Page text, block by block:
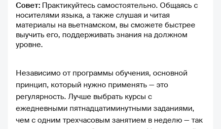
личный пользовательский
опыт. Мне школа очень
понравилась, рекомендую!
Cовет: Практикуйтесь самостоятельно. Общаясь с
носителями языка, а также слушая и читая
материалы на вьетнамском, вы сможете быстрее
выучить его, поддерживать знания на должном
уровне.
Независимо от программы обучения, основной
принцип, который нужно применять — это
регулярность. Лучше выбрать курсы с
ежедневными пятнадцатиминутными заданиями,
чем с одним трехчасовым занятием в неделю — так